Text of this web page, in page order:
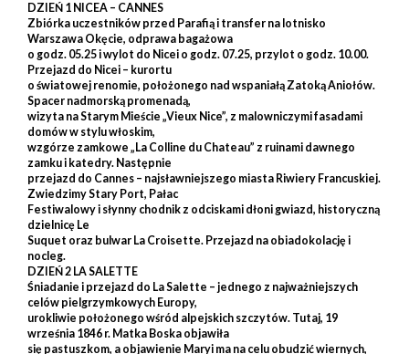
DZIEŃ 1 NICEA – CANNES
Zbiórka uczestników przed Parafią i transfer na lotnisko
Warszawa Okęcie, odprawa bagażowa
o godz. 05.25 i wylot do Nicei o godz. 07.25, przylot o godz. 10.00.
Przejazd do Nicei – kurortu
o światowej renomie, położonego nad wspaniałą Zatoką Aniołów.
Spacer nadmorską promenadą,
wizyta na Starym Mieście „Vieux Nice”, z malowniczymi fasadami
domów w stylu włoskim,
wzgórze zamkowe „La Colline du Chateau” z ruinami dawnego
zamku i katedry. Następnie
przejazd do Cannes – najsławniejszego miasta Riwiery Francuskiej.
Zwiedzimy Stary Port, Pałac
Festiwalowy i słynny chodnik z odciskami dłoni gwiazd, historyczną
dzielnicę Le
Suquet oraz bulwar La Croisette. Przejazd na obiadokolację i
nocleg.
DZIEŃ 2 LA SALETTE
Śniadanie i przejazd do La Salette – jednego z najważniejszych
celów pielgrzymkowych Europy,
urokliwie położonego wśród alpejskich szczytów. Tutaj, 19
września 1846 r. Matka Boska objawiła
się pastuszkom, a objawienie Maryi ma na celu obudzić wiernych,